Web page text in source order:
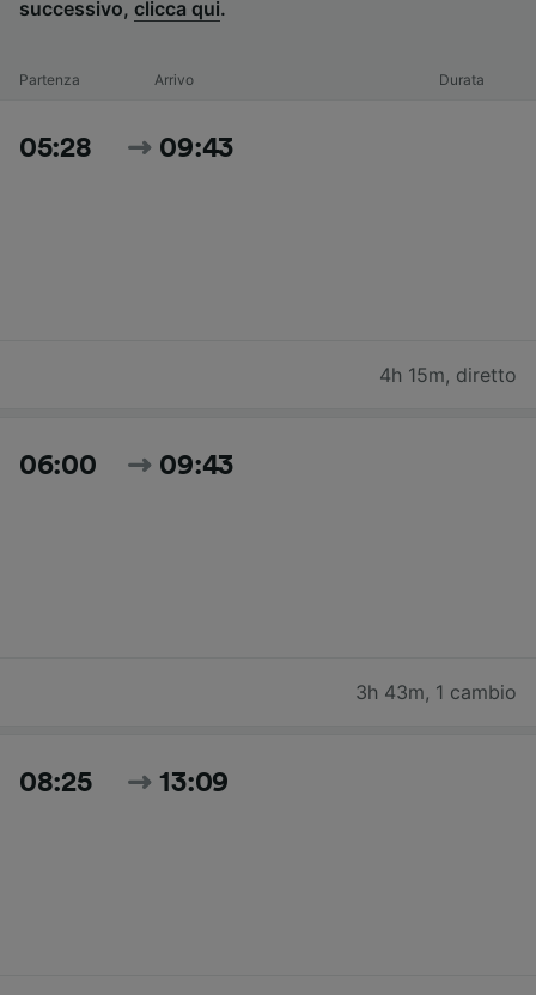
successivo, clicca qui.
Partenza Arrivo Durata
05:28 09:43
4h 15m, diretto
06:00 09:43
3h 43m, 1 cambio
08:25 13:09